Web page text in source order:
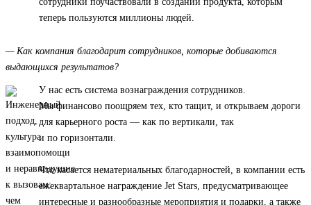
теперь пользуются миллионы людей.
— Как компания благодарит сотрудников, которые добиваются
выдающихся результатов?
У нас есть система вознаграждения сотрудников.
Мы финансово поощряем тех, кто тащит, и открываем дороги
для карьерного роста — как по вертикали, так
и по горизонтали.
Что касается нематериальных благодарностей, в компании есть
ежеквартальное награждение Jet Stars, предусматривающее
интересные и разнообразные мероприятия и подарки, а также